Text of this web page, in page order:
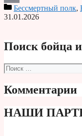
PrintБессмертный полк,
31.01.2026
Поиск бойца
Поиск:
Комментарии
НАШИ